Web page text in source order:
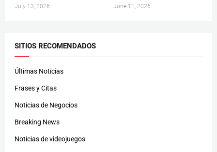
July 13, 2026 June 11, 2026
SITIOS RECOMENDADOS
Últimas Noticias
Frases y Citas
Noticias de Negocios
Breaking News
Noticias de videojuegos